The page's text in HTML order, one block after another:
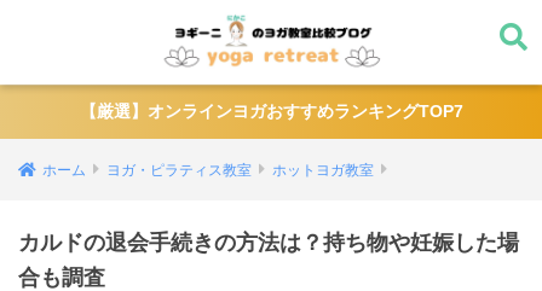
【厳選】オンラインヨガおすすめランキングTOP7
ホーム ヨガ・ピラティス教室 ホットヨガ教室
カルドの退会手続きの方法は？持ち物や妊娠した場
合も調査